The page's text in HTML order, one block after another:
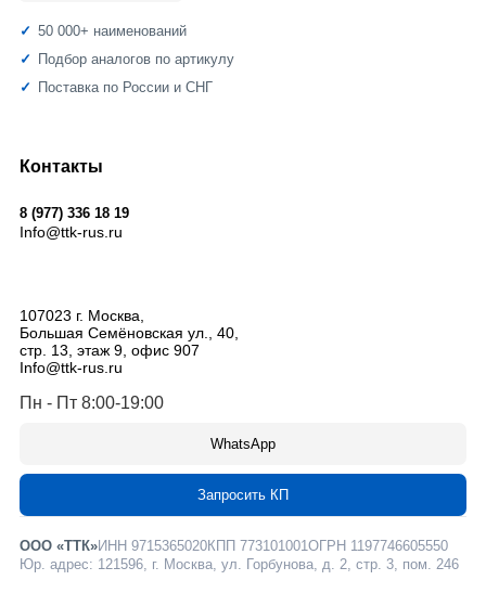
50 000+ наименований
Подбор аналогов по артикулу
Поставка по России и СНГ
Контакты
8 (977) 336 18 19
Info@ttk-rus.ru
107023 г. Москва,
Большая Семёновская ул., 40,
стр. 13, этаж 9, офис 907
Info@ttk-rus.ru
Пн - Пт 8:00-19:00
WhatsApp
Запросить КП
ООО «ТТК»ИНН 9715365020КПП 773101001ОГРН 1197746605550
Юр. адрес: 121596, г. Москва, ул. Горбунова, д. 2, стр. 3, пом. 246